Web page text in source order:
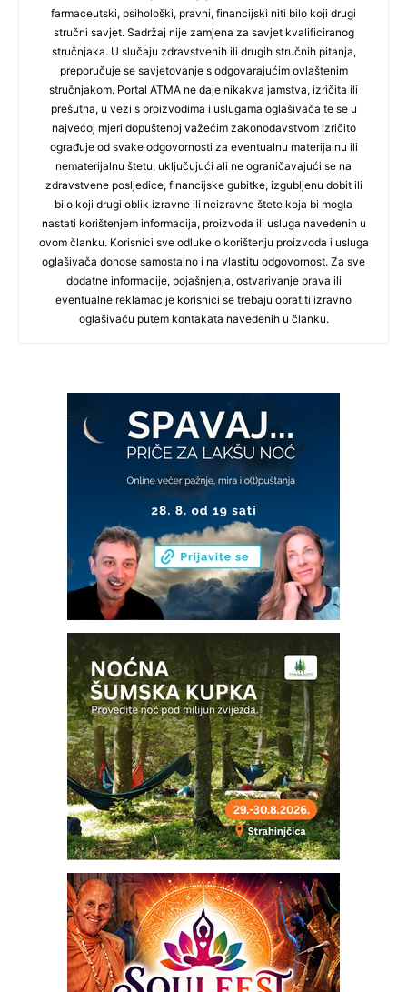
farmaceutski, psihološki, pravni, financijski niti bilo koji drugi
stručni savjet. Sadržaj nije zamjena za savjet kvalificiranog
stručnjaka. U slučaju zdravstvenih ili drugih stručnih pitanja,
preporučuje se savjetovanje s odgovarajućim ovlaštenim
stručnjakom. Portal ATMA ne daje nikakva jamstva, izričita ili
prešutna, u vezi s proizvodima i uslugama oglašivača te se u
najvećoj mjeri dopuštenoj važećim zakonodavstvom izričito
ograđuje od svake odgovornosti za eventualnu materijalnu ili
nematerijalnu štetu, uključujući ali ne ograničavajući se na
zdravstvene posljedice, financijske gubitke, izgubljenu dobit ili
bilo koji drugi oblik izravne ili neizravne štete koja bi mogla
nastati korištenjem informacija, proizvoda ili usluga navedenih u
ovom članku. Korisnici sve odluke o korištenju proizvoda i usluga
oglašivača donose samostalno i na vlastitu odgovornost. Za sve
dodatne informacije, pojašnjenja, ostvarivanje prava ili
eventualne reklamacije korisnici se trebaju obratiti izravno
oglašivaču putem kontakata navedenih u članku.